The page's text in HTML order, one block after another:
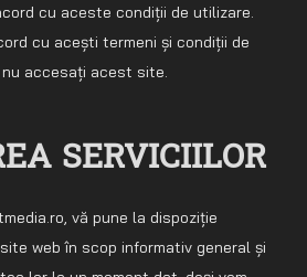
cu aceste condiții de utilizare.
cu acești termeni și condiții de
accesați acest site.
SERVICIILOR
vă pune la dispoziție
web în scop informativ general și